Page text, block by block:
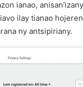
ianao,
ilay tianao
ny antsipiriany.